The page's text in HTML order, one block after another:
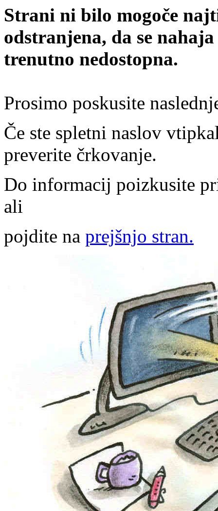
Strani ni bilo mogoče
odstranjena, da se
trenutno nedostopna.
Prosimo poskusite
Če ste spletni naslov
preverite črkovanje.
Do informacij poizkusite
ali
pojdite na prejšnjo stran.